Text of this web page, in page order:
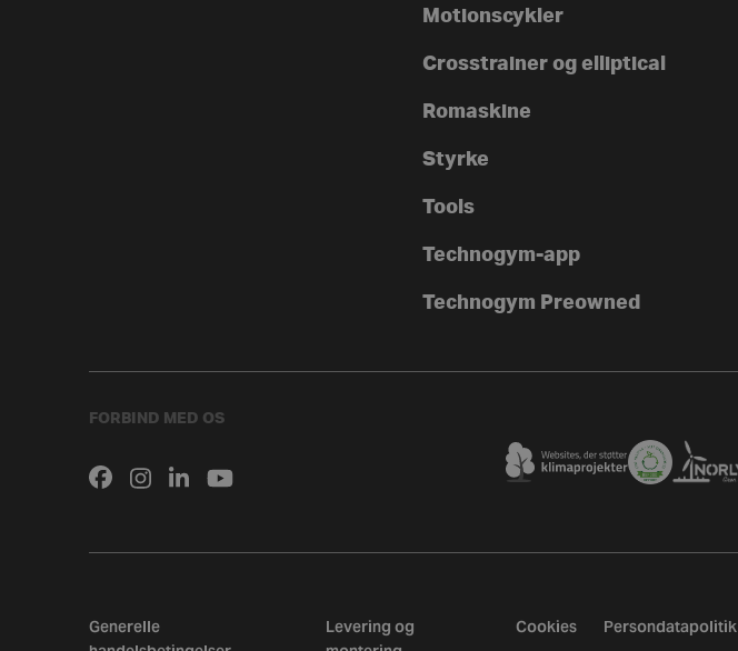
Motionscykler
Crosstrainer og elliptical
Romaskine
Styrke
Tools
Technogym-app
Technogym Preowned
FORBIND MED OS
Generelle
Levering og
Cookies Persondatapolitik